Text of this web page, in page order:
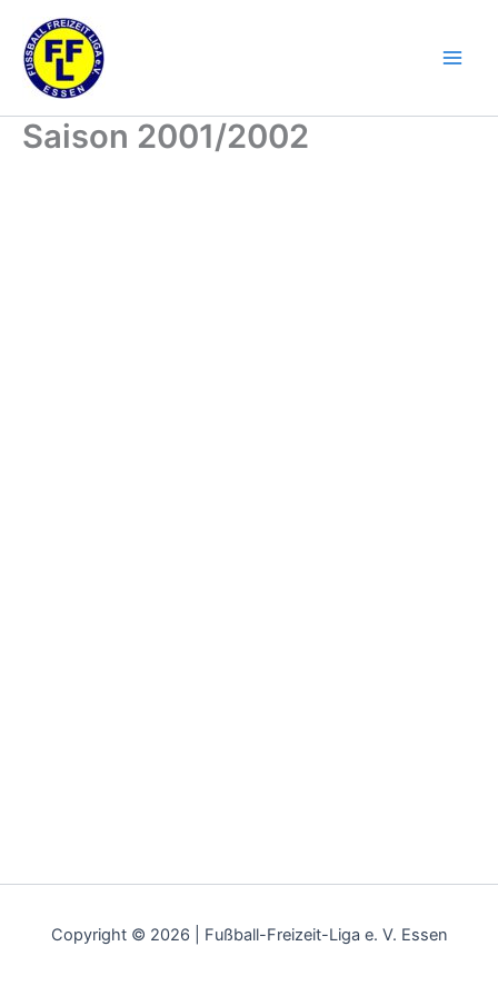
Inhalt
springen
Saison 2001/2002
Copyright © 2026 | Fußball-Freizeit-Liga e. V. Essen